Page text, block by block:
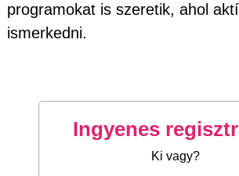
programokat is szeretik, ahol
ismerkedni.
Ingyenes
Ki vagy?